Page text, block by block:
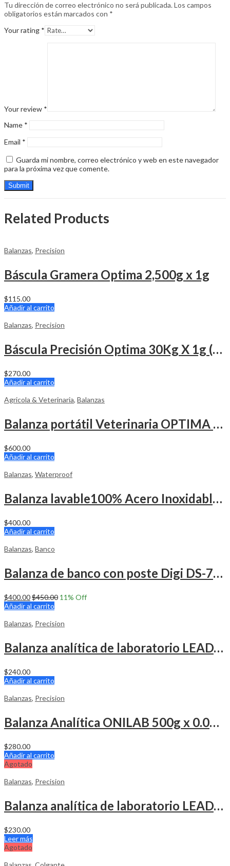
Tu dirección de correo electrónico no será publicada.Los campos
obligatorios están marcados con *
Your rating *
Your review *
Name *
Email *
Guarda mi nombre, correo electrónico y web en este navegador
para la próxima vez que comente.
Related Products
Balanzas, Precision
Báscula Gramera Optima 2,500g x 1g
$115.00
Añadir al carrito
Balanzas, Precision
Báscula Precisión Optima 30Kg X 1g (g, kg, lb, oz)
$270.00
Añadir al carrito
Agricola & Veterinaria, Balanzas
Balanza portátil Veterinaria OPTIMA 1,000 Libras
$600.00
Añadir al carrito
Balanzas, Waterproof
Balanza lavable100% Acero Inoxidable IP68 OPTIMA 30 Kg x 1g (oz,g,kg,lb)
$400.00
Añadir al carrito
Balanzas, Banco
Balanza de banco con poste Digi DS-781P 30 Libras
$400.00$450.00 11% Off
Añadir al carrito
Balanzas, Precision
Balanza analítica de laboratorio LEADZM 300g x 0.001g
$240.00
Añadir al carrito
Balanzas, Precision
Balanza Analítica ONILAB 500g x 0.001g
$280.00
Añadir al carrito
Agotado
Balanzas, Precision
Balanza analítica de laboratorio LEADZM 200g x 0.001g
$230.00
Leer más
Agotado